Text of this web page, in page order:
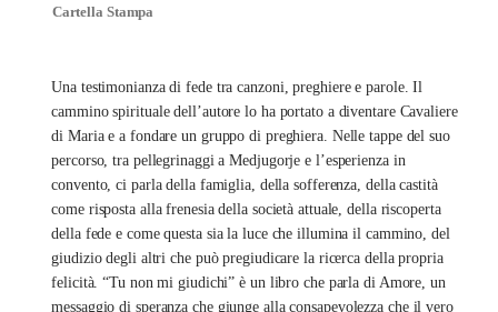
Cartella Stampa
Una testimonianza di fede tra canzoni, preghiere e parole. Il
cammino spirituale dell’autore lo ha portato a diventare Cavaliere
di Maria e a fondare un gruppo di preghiera. Nelle tappe del suo
percorso, tra pellegrinaggi a Medjugorje e l’esperienza in
convento, ci parla della famiglia, della sofferenza, della castità
come risposta alla frenesia della società attuale, della riscoperta
della fede e come questa sia la luce che illumina il cammino, del
giudizio degli altri che può pregiudicare la ricerca della propria
felicità. “Tu non mi giudichi” è un libro che parla di Amore, un
messaggio di speranza che giunge alla consapevolezza che il vero